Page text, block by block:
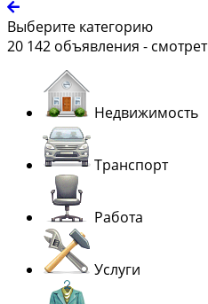
Выберите категорию
20 142 объявления -
Недвижимость
Транспорт
Работа
Услуги